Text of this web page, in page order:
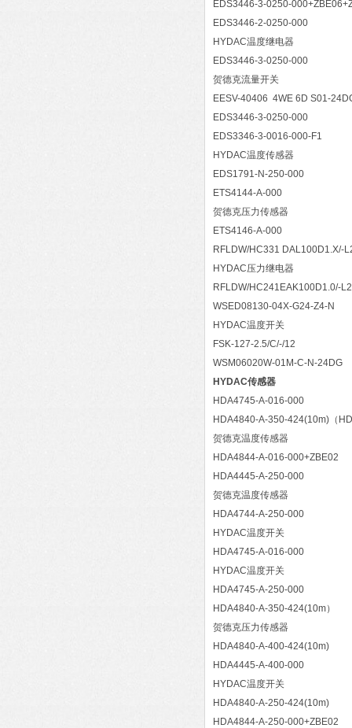
EDS3446-3-0250-
EDS3446-2-0250-000
HYDAC温度继电器
EDS3446-3-0250-000
贺德克流量开关
EESV-40406 4WE 6D S01-
EDS3446-3-0250-000
EDS3346-3-0016-000-F1
HYDAC温度传感器
EDS1791-N-250-000
ETS4144-A-000
贺德克压力传感器
ETS4146-A-000
RFLDW/HC331 DAL100D1.X/-
HYDAC压力继电器
RFLDW/HC241EAK100D1.0/-
WSED08130-04X-G24-Z4-N
HYDAC温度开关
FSK-127-2.5/C/-/12
WSM06020W-01M-C-N-24DG
HYDAC传感器
HDA4745-A-016-000
HDA4840-A-350-424(10m)（
贺德克温度传感器
HDA4844-A-016-000+ZBE02
HDA4445-A-250-000
贺德克温度传感器
HDA4744-A-250-000
HYDAC温度开关
HDA4745-A-016-000
HYDAC温度开关
HDA4745-A-250-000
HDA4840-A-350-424(10m）
贺德克压力传感器
HDA4840-A-400-424(10m)
HDA4445-A-400-000
HYDAC温度开关
HDA4840-A-250-424(10m)
HDA4844-A-250-000+ZBE02